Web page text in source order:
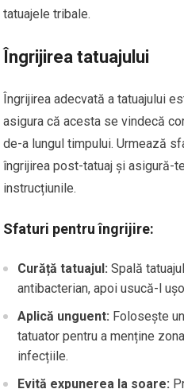
tatuajele tribale.
Îngrijirea tatuajului
Îngrijirea adecvată a tatuajului
asigura că acesta se vindecă
de-a lungul timpului. Urmează
îngrijirea post-tatuaj și asigură-
instrucțiunile.
Sfaturi pentru îngrijire:
Curăță tatuajul: Spală
antibacterian, apoi usucă-l
Aplică unguent: Folosește
tatuator pentru a menține
infecțiile.
Evită expunerea la soare: